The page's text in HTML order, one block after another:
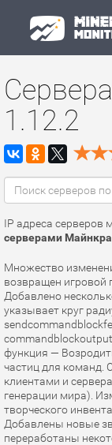
1.12.2
IP адреса серверов
серверами
Множество
возвращен игровой
Добавлено
указывает круг
функция —
частиц для команд.
клиентами и
генерации мира).
творческого
Добавлены новые
переработаны